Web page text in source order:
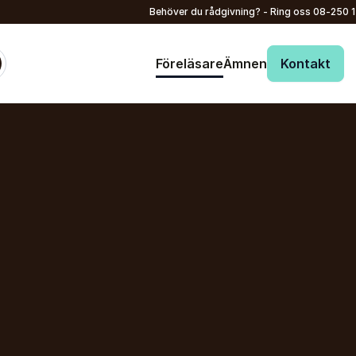
Behöver du rådgivning? - Ring oss 08-250
FöreläsareÄmnen Kontakt